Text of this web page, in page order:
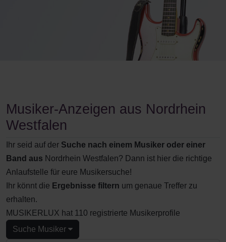
Musiker-Anzeigen aus Nordrhein
Westfalen
Ihr seid auf der Suche nach einem Musiker oder einer
Band aus Nordrhein Westfalen? Dann ist hier die richtige
Anlaufstelle für eure Musikersuche!
Ihr könnt die Ergebnisse filtern um genaue Treffer zu
erhalten.
MUSIKERLUX hat 110 registrierte Musikerprofile
Suche Musiker